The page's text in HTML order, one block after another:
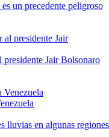
un precedente peligroso
Jair Bolsonaro